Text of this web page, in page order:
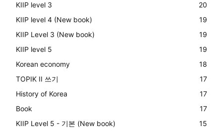
KIIP level 3
20
KIIP level 4 (New book)
19
KIIP Level 3 (New book)
19
KIIP level 5
19
Korean economy
18
TOPIK II 쓰기
17
History of Korea
17
Book
17
KIIP Level 5 - 기본 (New book)
15